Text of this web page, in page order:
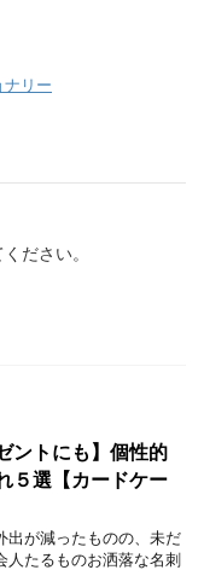
ナリー
ください。
ントにも】個性的
５選【カードケー
出が減ったものの、未だ
人たるものお洒落な名刺